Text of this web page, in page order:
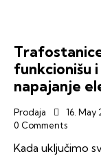
funkcionišu
napajanje
Prodaja 16. May
0 Comments
Kada uključimo